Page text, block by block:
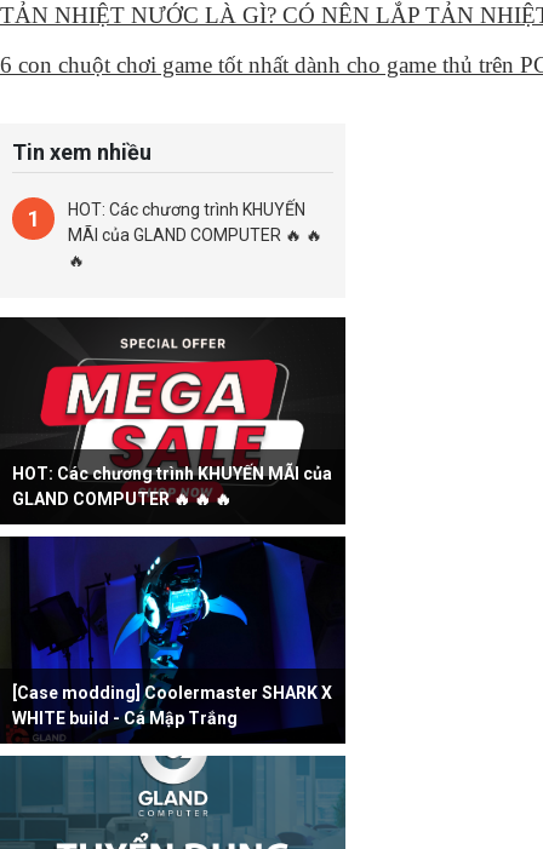
TẢN NHIỆT NƯỚC LÀ GÌ? CÓ NÊN LẮP TẢN
6 con chuột chơi game tốt nhất dành cho game thủ trên
Tin xem nhiều
1
HOT: Các chương trình KHUYẾN
MÃI của GLAND COMPUTER 🔥 🔥
🔥
HOT: Các chương trình KHUYẾN MÃI của
GLAND COMPUTER 🔥 🔥 🔥
[Case modding] Coolermaster SHARK X
WHITE build - Cá Mập Trắng